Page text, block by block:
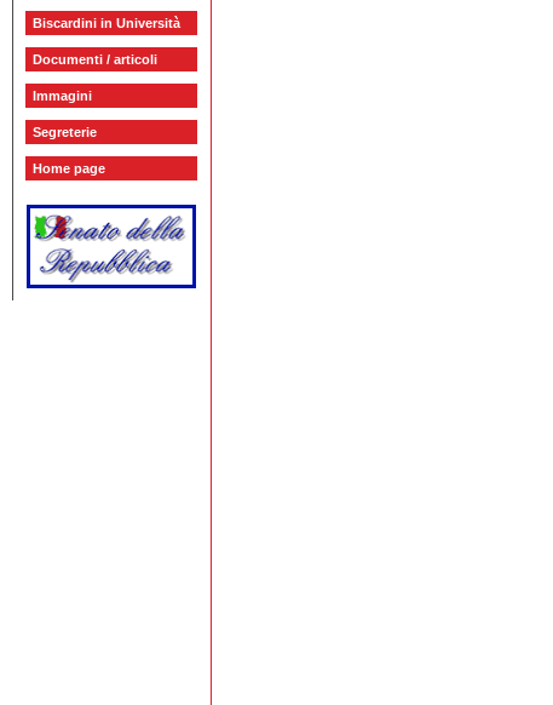
Biscardini in Università
Documenti / articoli
Immagini
Segreterie
Home page